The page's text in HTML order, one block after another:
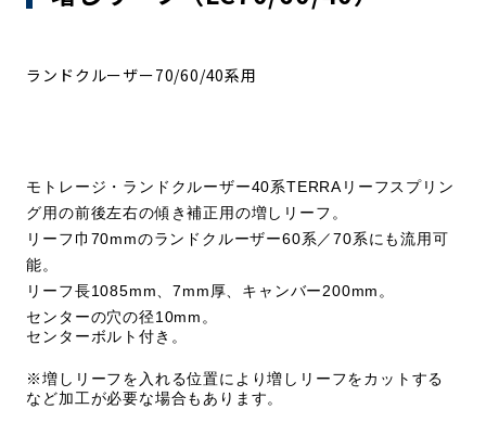
ランドクルーザー70/60/40系用
モトレージ・ランドクルーザー40系TERRAリーフスプリン
グ用の前後左右の傾き補正用の増しリーフ。
リーフ巾70mmのランドクルーザー60系／70系にも流用可
能。
リーフ長1085mm、7mm厚、キャンバー200mm。
センターの穴の径10mm。
センターボルト付き。
※増しリーフを入れる位置により増しリーフをカットする
など加工が必要な場合もあります。